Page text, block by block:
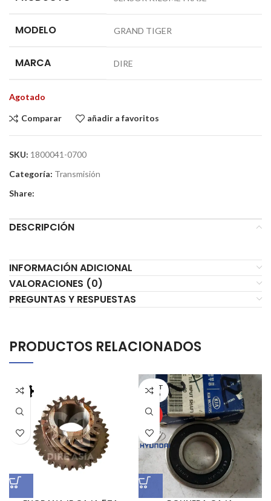
MODELO GRAND TIGER
MARCA DIRE
Agotado
Comparar añadir a favoritos
SKU: 1800041-0700
Categoría: Transmisión
Share:
DESCRIPCIÓN
INFORMACIÓN ADICIONAL
VALORACIONES (0)
PREGUNTAS Y RESPUESTAS
PRODUCTOS RELACIONADOS
AGOT
ADO
HOT